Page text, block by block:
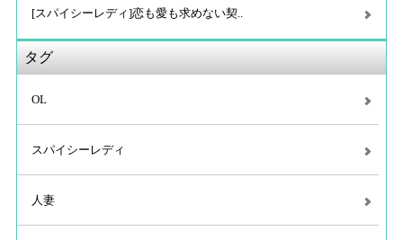
[スパイシーレディ]恋も愛も求めない契..
タグ
OL
スパイシーレディ
人妻